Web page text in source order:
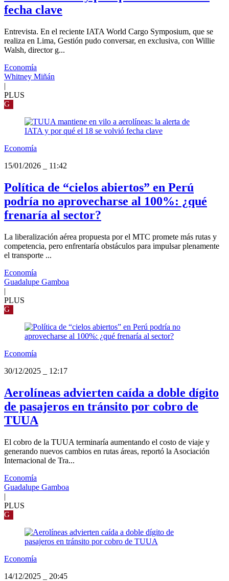
fecha clave
Entrevista. En el reciente IATA World Cargo Symposium, que se
realiza en Lima, Gestión pudo conversar, en exclusiva, con Willie
Walsh, director g...
Economía
Whitney Miñán
|
PLUS
G
Economía
15/01/2026
11:42
Política de “cielos abiertos” en Perú
podría no aprovecharse al 100%: ¿qué
frenaría al sector?
La liberalización aérea propuesta por el MTC promete más rutas y
competencia, pero enfrentaría obstáculos para impulsar plenamente
el transporte ...
Economía
Guadalupe Gamboa
|
PLUS
G
Economía
30/12/2025
12:17
Aerolíneas advierten caída a doble dígito
de pasajeros en tránsito por cobro de
TUUA
El cobro de la TUUA terminaría aumentando el costo de viaje y
generando nuevos cambios en rutas áreas, reportó la Asociación
Internacional de Tra...
Economía
Guadalupe Gamboa
|
PLUS
G
Economía
14/12/2025
20:45